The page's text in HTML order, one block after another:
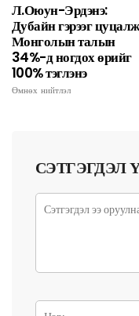
Л.Оюун-Эрдэнэ:
Дубайн гэрээг
Монголын талын
34%-д ногдох өрийг
100% тэглэнэ
Өмнөх нийтлэл
СЭТГЭГДЭЛ